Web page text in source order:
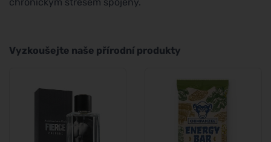
Vyzkoušejte naše přírodní produkty